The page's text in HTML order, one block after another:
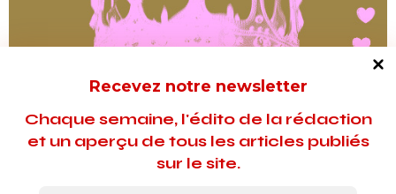
Recevez notre newsletter
Chaque semaine, l'édito de la rédaction
et un aperçu de tous les articles publiés
sur le site.